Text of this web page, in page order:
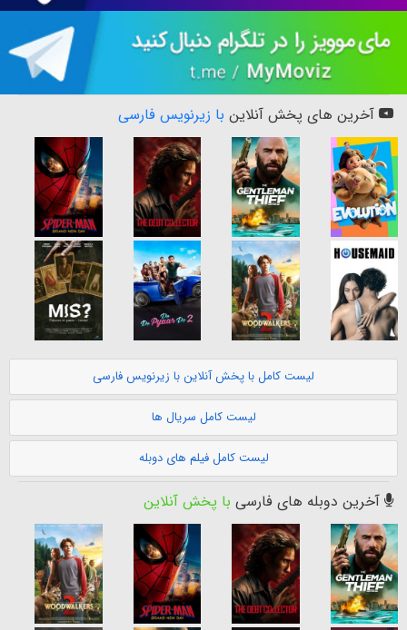
آخرین های پخش آنلاین با زیرنویس فارسی
لیست کامل با پخش آنلاین با زیرنویس فارسی
لیست کامل سریال ها
لیست کامل فیلم های دوبله
آخرین دوبله های فارسی با پخش آنلاین